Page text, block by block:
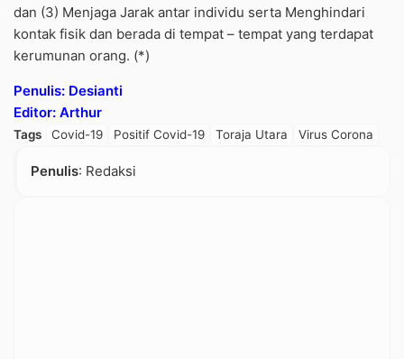
dan (3) Menjaga Jarak antar individu serta Menghindari
kontak fisik dan berada di tempat – tempat yang terdapat
kerumunan orang. (*)
Penulis: Desianti
Editor: Arthur
Tags Covid-19 Positif Covid-19 Toraja Utara Virus Corona
Penulis: Redaksi